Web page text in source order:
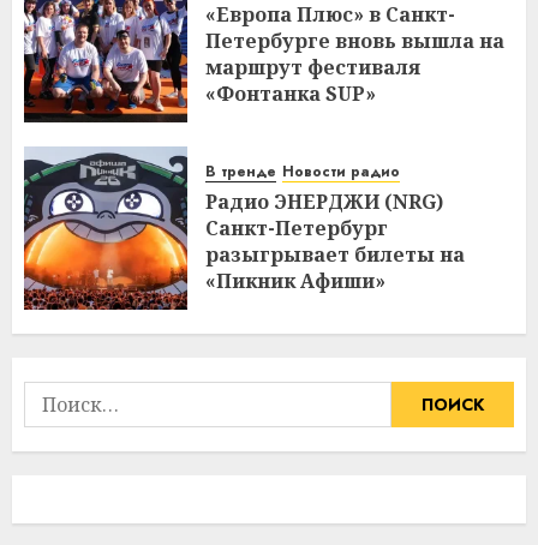
«Европа Плюс» в Санкт-
Петербурге вновь вышла на
маршрут фестиваля
«Фонтанка SUP»
В тренде Новости радио
Радио ЭНЕРДЖИ (NRG)
Санкт-Петербург
разыгрывает билеты на
«Пикник Афиши»
Найти: